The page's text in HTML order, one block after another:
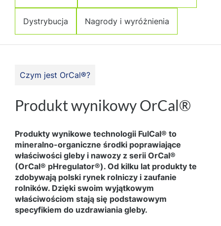
Dystrybucja Nagrody i wyróżnienia
Czym jest OrCal®?
Produkt wynikowy OrCal®
Produkty wynikowe technologii FulCal® to
mineralno-organiczne środki poprawiające
właściwości gleby i nawozy z serii OrCal®
(OrCal® pHregulator®). Od kilku lat produkty te
zdobywają polski rynek rolniczy i zaufanie
rolników. Dzięki swoim wyjątkowym
właściwościom stają się podstawowym
specyfikiem do uzdrawiania gleby.